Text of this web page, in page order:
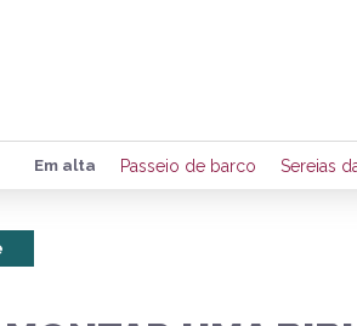
Preencha
de eventos e
Em alta Passeio de barco Sereias